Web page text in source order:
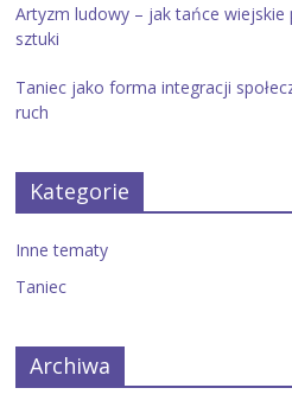
Artyzm ludowy – jak tańce wiejskie
sztuki
Taniec jako forma integracji
ruch
Kategorie
Inne tematy
Taniec
Archiwa